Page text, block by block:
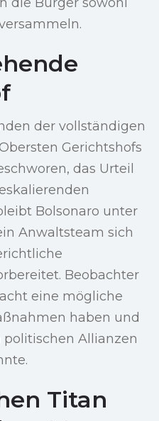
der vollständigen
Gerichtshofs
das Urteil
Bolsonaro unter
Anwaltsteam sich
Beobachter
eine mögliche
haben und
Allianzen
Titan